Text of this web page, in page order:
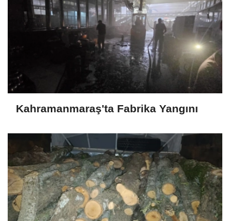
Kahramanmaraş'ta Fabrika Yangını